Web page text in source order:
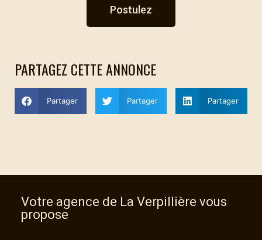
Postulez
PARTAGEZ CETTE ANNONCE
Partager Partager Partager
Votre agence de La Verpillière vous
propose